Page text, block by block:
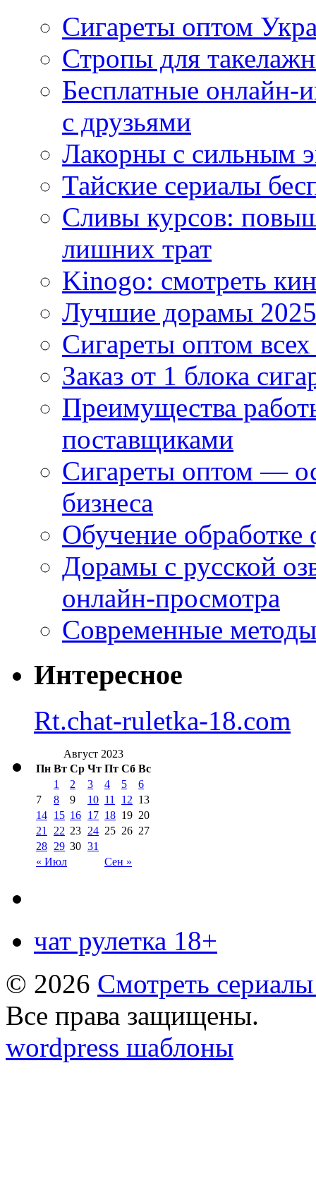
Сигареты оптом
Стропы для
Бесплатные
с друзьями
Лакорны с сильным
Тайские сериалы
Сливы курсов:
лишних трат
Kinogo: смотреть
Лучшие дорамы
Сигареты оптом
Заказ от 1 блока
Преимущества
поставщиками
Сигареты оптом —
бизнеса
Обучение
Дорамы с русской
онлайн-просмотра
Современные
Интересное
Rt.chat-ruletka-18.com
Август 2023
Пн Вт Ср Чт Пт Сб Вс
« Июл Сен »
1 2 3 4 5
6
7
8 9 10 11 12 13
14 15 16 17 18 19 20
21
22 23 24 25 26 27
28 29 30 31
чат рулетка 18+
© 2026 Смотреть
Все права защищены.
wordpress шаблоны